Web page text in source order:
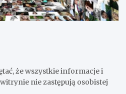
że wszystkie informacje i
nie zastępują osobistej